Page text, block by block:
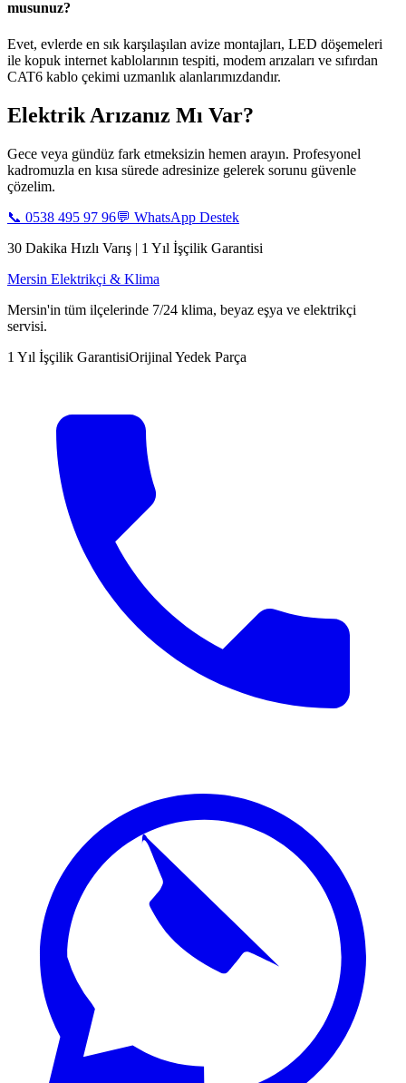
musunuz?
Evet, evlerde en sık karşılaşılan avize montajları, LED döşemeleri
ile kopuk internet kablolarının tespiti, modem arızaları ve sıfırdan
CAT6 kablo çekimi uzmanlık alanlarımızdandır.
Elektrik Arızanız Mı Var?
Gece veya gündüz fark etmeksizin hemen arayın. Profesyonel
kadromuzla en kısa sürede adresinize gelerek sorunu güvenle
çözelim.
📞 0538 495 97 96💬 WhatsApp Destek
30 Dakika Hızlı Varış | 1 Yıl İşçilik Garantisi
Mersin Elektrikçi & Klima
Mersin'in tüm ilçelerinde 7/24 klima, beyaz eşya ve elektrikçi
servisi.
1 Yıl İşçilik GarantisiOrijinal Yedek Parça